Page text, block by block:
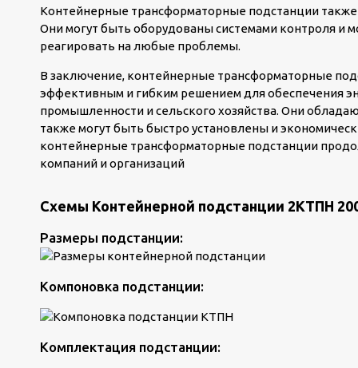
Контейнерные трансформаторные подстанции
Они могут быть оборудованы системами контроля и
реагировать на любые проблемы.
В заключение, контейнерные трансформаторные
эффективным и гибким решением для обеспечения
промышленности и сельского хозяйства. Они
также могут быть быстро установлены и
контейнерные трансформаторные подстанции
компаний и организаций
Схемы Контейнерной подстанции 2КТПН
Размеры подстанции:
Компоновка подстанции:
Комплектация подстанции: